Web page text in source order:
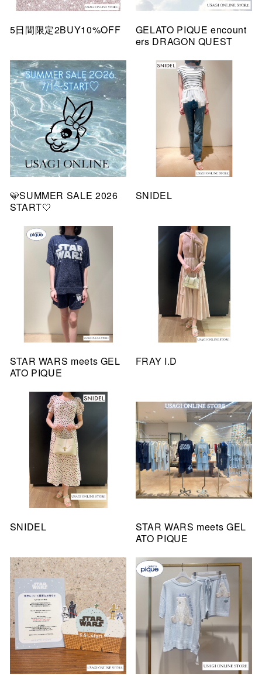
5日間限定2BUY10%OFF
GELATO PIQUE encount
ers DRAGON QUEST
🩵SUMMER SALE 2026
START🤍
SNIDEL
STAR WARS meets GEL
ATO PIQUE
FRAY I.D
SNIDEL
STAR WARS meets GEL
ATO PIQUE